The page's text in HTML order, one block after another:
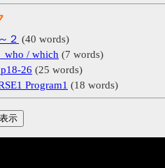
２ (40 words)
/ which (7 words)
26 (25 words)
Program1 (18 words)